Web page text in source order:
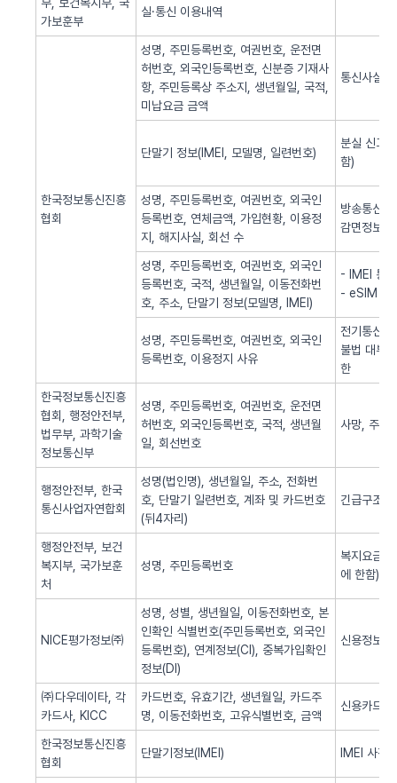
가보훈부
실·통신 이용내역
한국정보통신진흥
협회
성명, 주민등록번호, 여권번호, 운전면
허번호, 외국인등록번호, 신분증 기재사
항, 주민등록상 주소지, 생년월일, 국적,
미납요금 금액
통신사실
단말기 정보(IMEI, 모델명, 일련번호)
분실 신고
함)
성명, 주민등록번호, 여권번호, 외국인
등록번호, 연체금액, 가입현황, 이용정
지, 해지사실, 회선 수
방송통신
감면정보
성명, 주민등록번호, 여권번호, 외국인
등록번호, 국적, 생년월일, 이동전화번
호, 주소, 단말기 정보(모델명, IMEI)
- IMEI 통
- eSIM 동
성명, 주민등록번호, 여권번호, 외국인
등록번호, 이용정지 사유
전기통신
불법 대부
한
한국정보통신진흥
협회, 행정안전부,
법무부, 과학기술
정보통신부
성명, 주민등록번호, 여권번호, 운전면
허번호, 외국인등록번호, 국적, 생년월
일, 회선번호
사망, 주민
행정안전부, 한국
통신사업자연합회
성명(법인명), 생년월일, 주소, 전화번
호, 단말기 일련번호, 계좌 및 카드번호
(뒤4자리)
긴급구조(
행정안전부, 보건
복지부, 국가보훈
처
성명, 주민등록번호
복지요금
에 한함)
NICE평가정보㈜
성명, 성별, 생년월일, 이동전화번호, 본
인확인 식별번호(주민등록번호, 외국인
등록번호), 연계정보(CI), 중복가입확인
정보(DI)
신용정보
㈜다우데이타, 각
카드사, KICC
카드번호, 유효기간, 생년월일, 카드주
명, 이동전화번호, 고유식별번호, 금액
신용카드
한국정보통신진흥
협회
단말기정보(IMEI) IMEI 사전